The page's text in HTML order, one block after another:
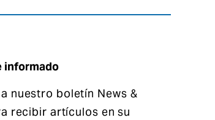
informado
nuestro boletín News &
recibir artículos en su